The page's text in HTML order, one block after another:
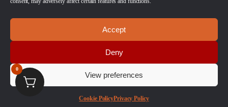
Accept
Deny
View preferences
Cookie PolicyPrivacy Policy
scenery. Maar ook ruwe materialen, bases en sokkels.
Betaalmethoden
© 2026 Scenery en Zo. Alle Rechten Voorbehouden
0